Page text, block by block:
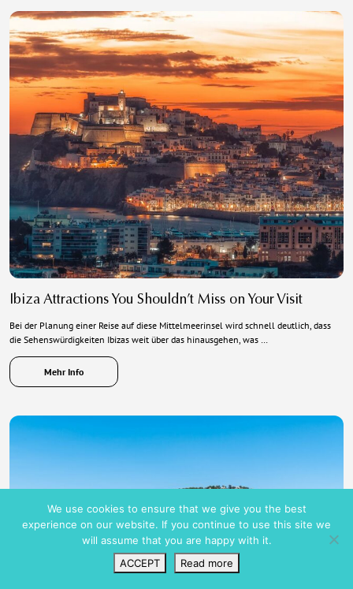
Ibiza Attractions You Shouldn’t Miss on Your Visit
Bei der Planung einer Reise auf diese Mittelmeerinsel wird schnell deutlich, dass
die Sehenswürdigkeiten Ibizas weit über das hinausgehen, was …
Mehr Info
Wunschliste
We use cookies to ensure that we give you the best
experience on our website. If you continue to use this site we
will assume that you are happy with it.
ACCEPT
Read more